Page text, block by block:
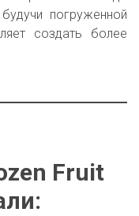
погруженной
создать более
Fruit